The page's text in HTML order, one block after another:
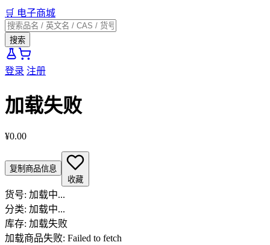
🛒 电子商城
搜索
登录 注册
加载失败
¥0.00
复制商品信息
收藏
货号: 加载中...
分类: 加载中...
库存: 加载失败
加载商品失败: Failed to fetch